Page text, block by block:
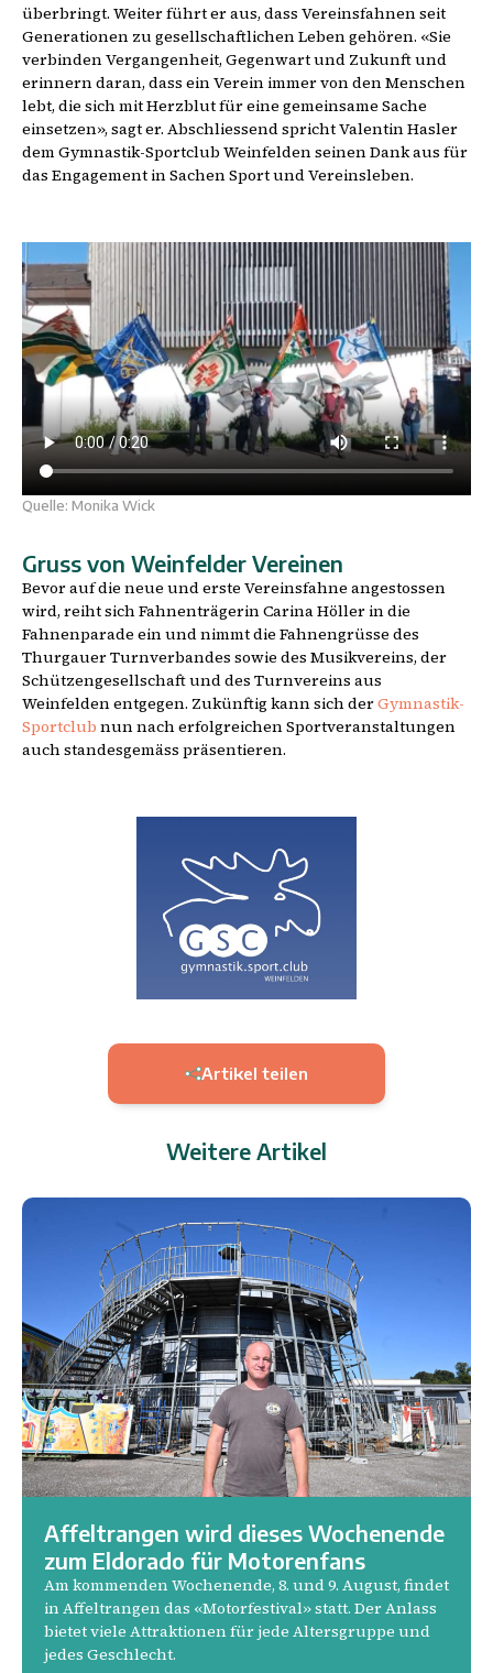
überbringt. Weiter führt er aus, dass Vereinsfahnen seit
Generationen zu gesellschaftlichen Leben gehören. «Sie
verbinden Vergangenheit, Gegenwart und Zukunft und
erinnern daran, dass ein Verein immer von den Menschen
lebt, die sich mit Herzblut für eine gemeinsame Sache
einsetzen», sagt er. Abschliessend spricht Valentin Hasler
dem Gymnastik-Sportclub Weinfelden seinen Dank aus für
das Engagement in Sachen Sport und Vereinsleben.
Quelle: Monika Wick
Gruss von Weinfelder Vereinen
Bevor auf die neue und erste Vereinsfahne angestossen
wird, reiht sich Fahnenträgerin Carina Höller in die
Fahnenparade ein und nimmt die Fahnengrüsse des
Thurgauer Turnverbandes sowie des Musikvereins, der
Schützengesellschaft und des Turnvereins aus
Weinfelden entgegen. Zukünftig kann sich derGymnastik-
Sportclub nun nach erfolgreichen Sportveranstaltungen
auch standesgemäss präsentieren.
Artikel teilen
Weitere Artikel
Affeltrangen wird dieses Wochenende
zum Eldorado für Motorenfans
Am kommenden Wochenende, 8. und 9. August, findet
in Affeltrangen das «Motorfestival» statt. Der Anlass
bietet viele Attraktionen für jede Altersgruppe und
jedes Geschlecht.